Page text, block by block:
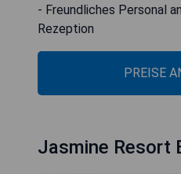
- Freundliches Personal
Rezeption
PREISE
Jasmine Resort